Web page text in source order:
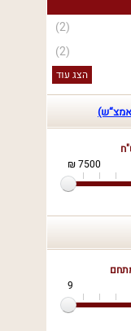
(2)
(2)
הצג עוד
7500 ₪
9